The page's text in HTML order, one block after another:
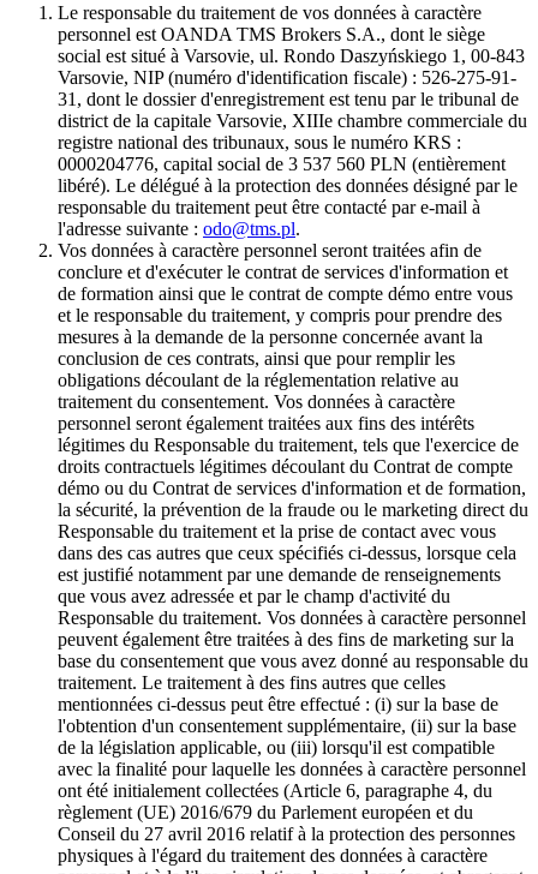
Le responsable du traitement de vos données à caractère
personnel est OANDA TMS Brokers S.A., dont le siège
social est situé à Varsovie, ul. Rondo Daszyńskiego 1, 00-843
Varsovie, NIP (numéro d'identification fiscale) : 526-275-91-
31, dont le dossier d'enregistrement est tenu par le tribunal de
district de la capitale Varsovie, XIIIe chambre commerciale du
registre national des tribunaux, sous le numéro KRS :
0000204776, capital social de 3 537 560 PLN (entièrement
libéré). Le délégué à la protection des données désigné par le
responsable du traitement peut être contacté par e-mail à
l'adresse suivante : odo@tms.pl.
Vos données à caractère personnel seront traitées afin de
conclure et d'exécuter le contrat de services d'information et
de formation ainsi que le contrat de compte démo entre vous
et le responsable du traitement, y compris pour prendre des
mesures à la demande de la personne concernée avant la
conclusion de ces contrats, ainsi que pour remplir les
obligations découlant de la réglementation relative au
traitement du consentement. Vos données à caractère
personnel seront également traitées aux fins des intérêts
légitimes du Responsable du traitement, tels que l'exercice de
droits contractuels légitimes découlant du Contrat de compte
démo ou du Contrat de services d'information et de formation,
la sécurité, la prévention de la fraude ou le marketing direct du
Responsable du traitement et la prise de contact avec vous
dans des cas autres que ceux spécifiés ci-dessus, lorsque cela
est justifié notamment par une demande de renseignements
que vous avez adressée et par le champ d'activité du
Responsable du traitement. Vos données à caractère personnel
peuvent également être traitées à des fins de marketing sur la
base du consentement que vous avez donné au responsable du
traitement. Le traitement à des fins autres que celles
mentionnées ci-dessus peut être effectué : (i) sur la base de
l'obtention d'un consentement supplémentaire, (ii) sur la base
de la législation applicable, ou (iii) lorsqu'il est compatible
avec la finalité pour laquelle les données à caractère personnel
ont été initialement collectées (Article 6, paragraphe 4, du
règlement (UE) 2016/679 du Parlement européen et du
Conseil du 27 avril 2016 relatif à la protection des personnes
physiques à l'égard du traitement des données à caractère